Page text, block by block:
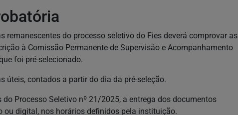
remanescentes do processo seletivo do Fies deverá comprovar as
à Comissão Permanente de Supervisão e Acompanhamento
foi pré-selecionado.
úteis, contados a partir do dia da pré-seleção.
Processo Seletivo nº 21/2025, a entrega dos documentos
digital, nos horários definidos pela instituição.